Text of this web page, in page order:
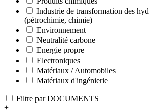
Industrie de transformation des
(pétrochimie, chimie)
Environnement
Neutralité carbone
Energie propre
Electroniques
Matériaux / Automobiles
Matériaux d'ingénierie
Filtre par DOCUMENTS
+